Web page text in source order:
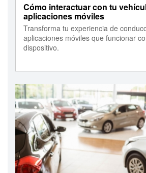
Cómo interactuar con tu
aplicaciones móviles
Transforma tu experiencia de
aplicaciones móviles que funcionar
dispositivo.